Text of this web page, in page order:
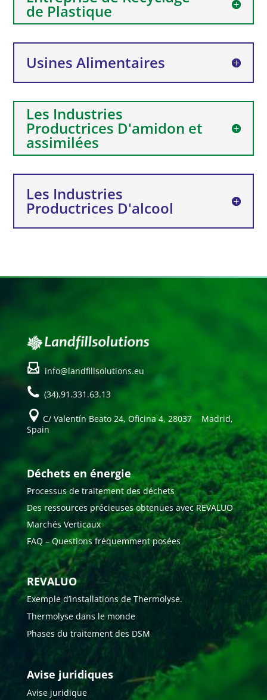
de Plastique
Usines Alimentaires
Les Industries
Productrices D'amidon et
assimilées
Les Industries
Productrices D'alcool
info@landfillsolutions.eu
(34).91.331.63.13
C/ Valentín Beato 24, Oficina 4, 28037 Madrid,
Spain
Déchets en énergie
Processus de traitement des déchets
Des ressources précieuses obtenues avec REVALUO
Marchés Verticaux
FAQ – Questions fréquemment posées
REVALUO
Exemple d’installations de Thermolyse.
Thermolyse dans le monde
Phases du traitement des DSM
Avise juridiques
Avise juridique